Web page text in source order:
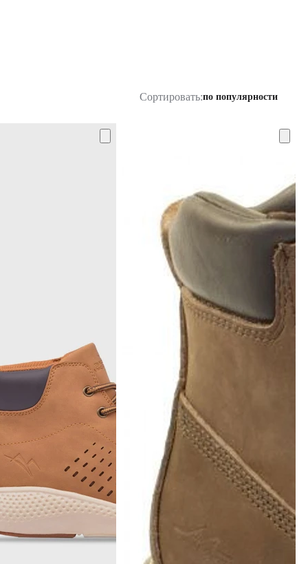
Сортировать:по популярности